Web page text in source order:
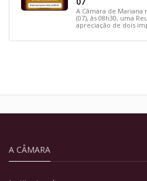
A Câmara de
(07), às 08h30, uma
apreciação de dois
A CÂMARA